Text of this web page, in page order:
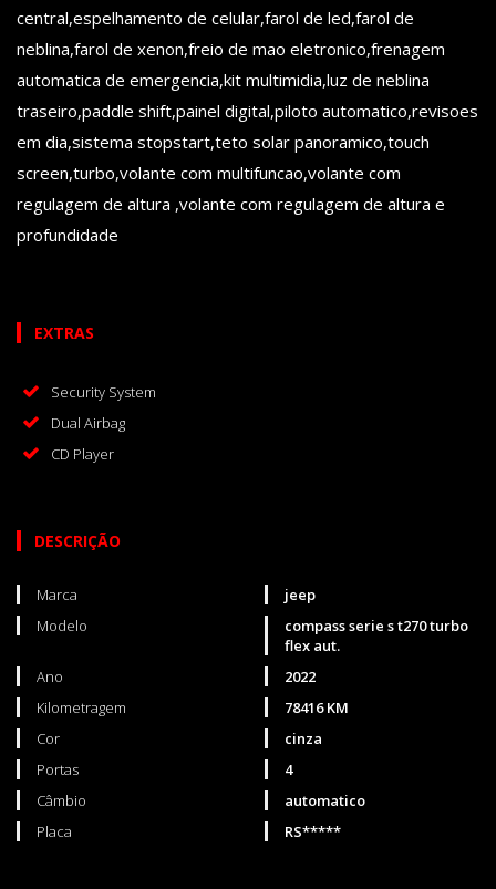
central,espelhamento de celular,farol de led,farol de
neblina,farol de xenon,freio de mao eletronico,frenagem
automatica de emergencia,kit multimidia,luz de neblina
traseiro,paddle shift,painel digital,piloto automatico,revisoes
em dia,sistema stopstart,teto solar panoramico,touch
screen,turbo,volante com multifuncao,volante com
regulagem de altura ,volante com regulagem de altura e
profundidade
EXTRAS
Security System
Dual Airbag
CD Player
DESCRIÇÃO
Marca
jeep
Modelo
compass serie s t270 turbo
flex aut.
Ano
2022
Kilometragem
78416 KM
Cor
cinza
Portas
4
Câmbio
automatico
Placa
RS*****